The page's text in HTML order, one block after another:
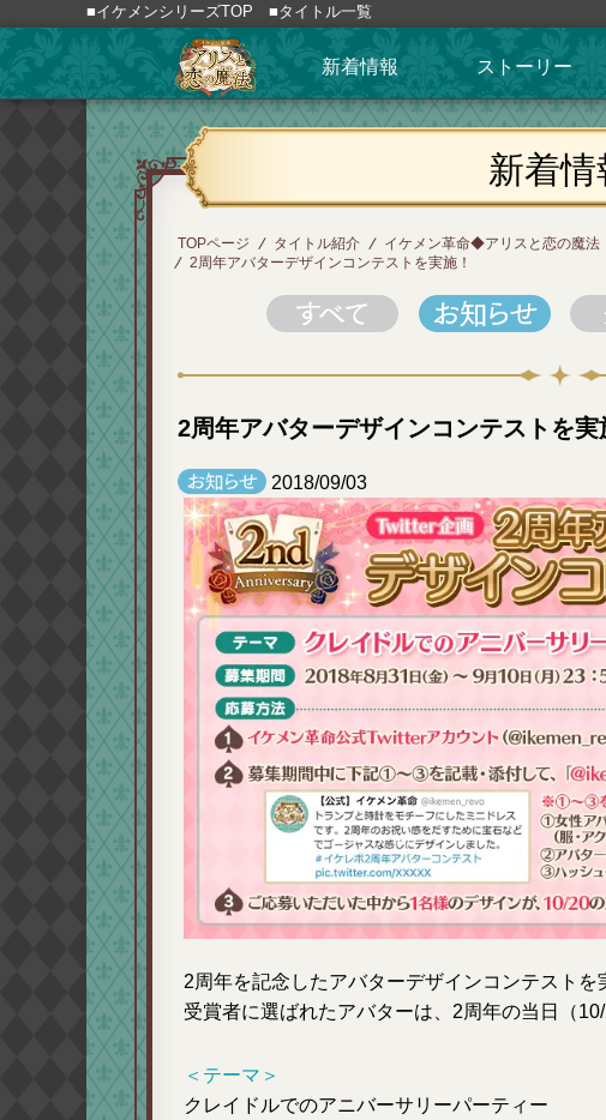
■イケメンシリーズTOP ■タイトル一覧
新着情報 ストーリー
新着情
TOPページ タイトル紹介 イケメン革命◆アリスと恋の魔法
2周年アバターデザインコンテストを実施！
2周年アバターデザインコンテストを実
2018/09/03
2周年を記念したアバターデザインコンテストを
受賞者に選ばれたアバターは、2周年の当日（
＜テーマ＞
クレイドルでのアニバーサリーパーティー